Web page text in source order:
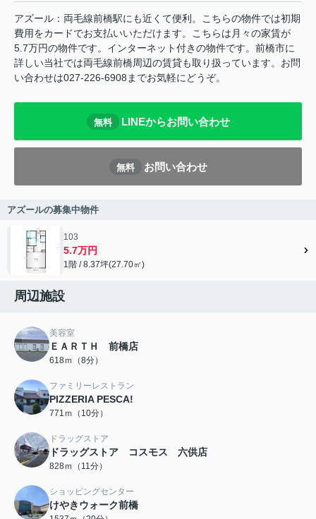
アズール：両毛線前橋駅にも近くて便利。こちらの物件では初期
費用をカードでお支払いいただけます。こちらは月々の家賃が
5.7万円の物件です。インターネット付きの物件です。前橋市に
詳しい当社では両毛線前橋周辺の賃貸も取り扱っています。お問
い合わせは027-226-6908までお気軽にどうぞ。
無料 LINEからお問い合わせ
無料 お問い合わせ
アズールの募集中物件
103
5.7万円
1階 / 8.37坪(27.70㎡)
周辺施設
美容室
ＥＡＲＴＨ 前橋店
618ｍ（8分）
ファミリーレストラン
PIZZERIA PESCA!
771ｍ（10分）
ドラッグストア
ドラッグストア コスモス 六供店
828ｍ（11分）
ショッピングセンター
けやきウォーク前橋